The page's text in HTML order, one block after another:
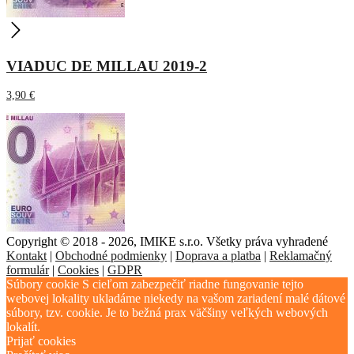
VIADUC DE MILLAU 2019-2
3,90 €
Copyright © 2018 - 2026, IMIKE s.r.o. Všetky práva vyhradené
Kontakt | Obchodné podmienky | Doprava a platba | Reklamačný
formulár| Cookies | GDPR
Súbory cookie S cieľom zabezpečiť riadne fungovanie tejto
webovej lokality ukladáme niekedy na vašom zariadení malé dátové
súbory, tzv. cookie. Je to bežná prax väčšiny veľkých webových
lokalít.
Prijať cookies